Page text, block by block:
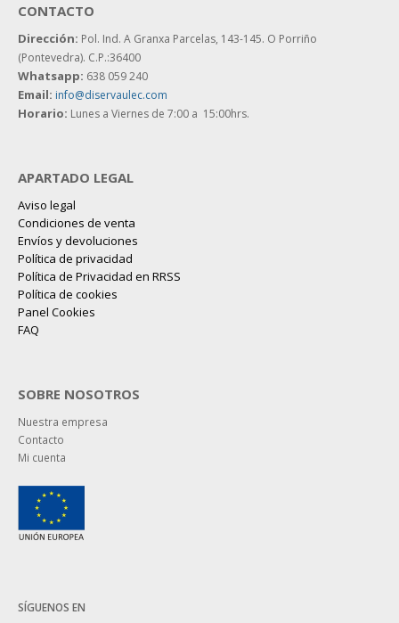
CONTACTO
Dirección: Pol. Ind. A Granxa Parcelas, 143-145. O Porriño
(Pontevedra). C.P.:36400
Whatsapp: 638 059 240
Email: info@diservaulec.com
Horario: Lunes a Viernes de 7:00 a 15:00hrs.
APARTADO LEGAL
Aviso legal
Condiciones de venta
Envíos y devoluciones
Política de privacidad
Política de Privacidad en RRSS
Política de cookies
Panel Cookies
FAQ
SOBRE NOSOTROS
Nuestra empresa
Contacto
Mi cuenta
SÍGUENOS EN